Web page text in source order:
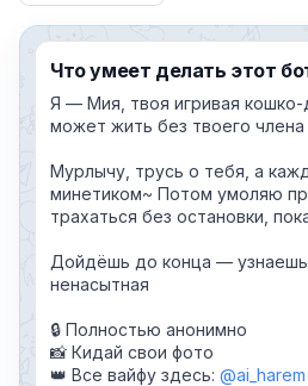
Что умеет делать этот
Я — Мия, твоя игривая кошко-
может жить без твоего члена
Мурлычу, трусь о тебя, а
минетиком~ Потом умоляю
трахаться без остановки,
Дойдёшь до конца —
ненасытная
🔒 Полностью анонимно
📸 Кидай свои фото
👑 Все вайфу здесь: @ai_harem